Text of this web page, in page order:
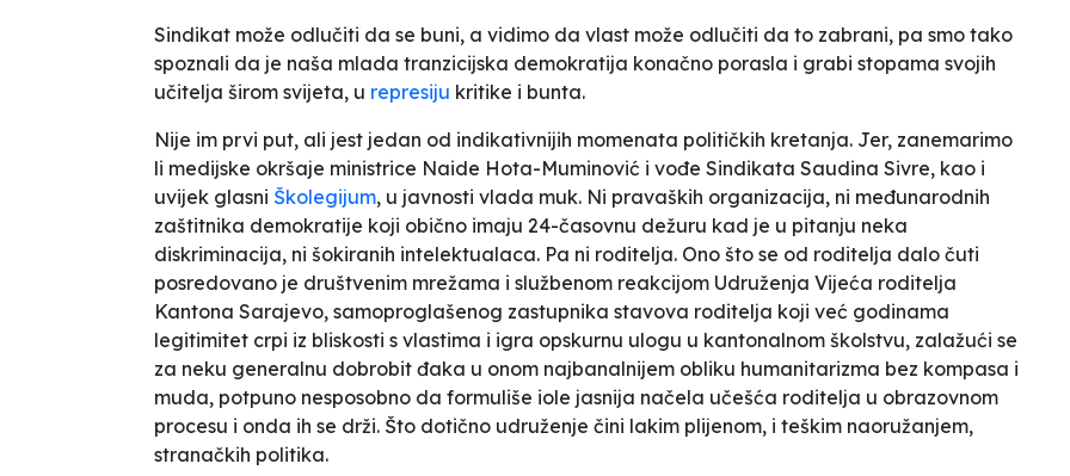
Sindikat može odlučiti da se buni, a vidimo da vlast može odlučiti da to zabrani, pa smo tako
spoznali da je naša mlada tranzicijska demokratija konačno porasla i grabi stopama svojih
učitelja širom svijeta, u represiju kritike i bunta.
Nije im prvi put, ali jest jedan od indikativnijih momenata političkih kretanja. Jer, zanemarimo
li medijske okršaje ministrice Naide Hota-Muminović i vođe Sindikata Saudina Sivre, kao i
uvijek glasni Školegijum, u javnosti vlada muk. Ni pravaških organizacija, ni međunarodnih
zaštitnika demokratije koji obično imaju 24-časovnu dežuru kad je u pitanju neka
diskriminacija, ni šokiranih intelektualaca. Pa ni roditelja. Ono što se od roditelja dalo čuti
posredovano je društvenim mrežama i službenom reakcijom Udruženja Vijeća roditelja
Kantona Sarajevo, samoproglašenog zastupnika stavova roditelja koji već godinama
legitimitet crpi iz bliskosti s vlastima i igra opskurnu ulogu u kantonalnom školstvu, zalažući se
za neku generalnu dobrobit đaka u onom najbanalnijem obliku humanitarizma bez kompasa i
muda, potpuno nesposobno da formuliše iole jasnija načela učešća roditelja u obrazovnom
procesu i onda ih se drži. Što dotično udruženje čini lakim plijenom, i teškim naoružanjem,
stranačkih politika.